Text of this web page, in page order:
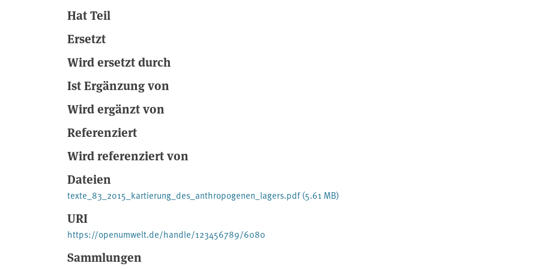
Hat Teil
Ersetzt
Wird ersetzt durch
Ist Ergänzung von
Wird ergänzt von
Referenziert
Wird referenziert von
Dateien
texte_83_2015_kartierung_des_anthropogenen_lagers.pdf(5.61 MB)
URI
https://openumwelt.de/handle/123456789/6080
Sammlungen